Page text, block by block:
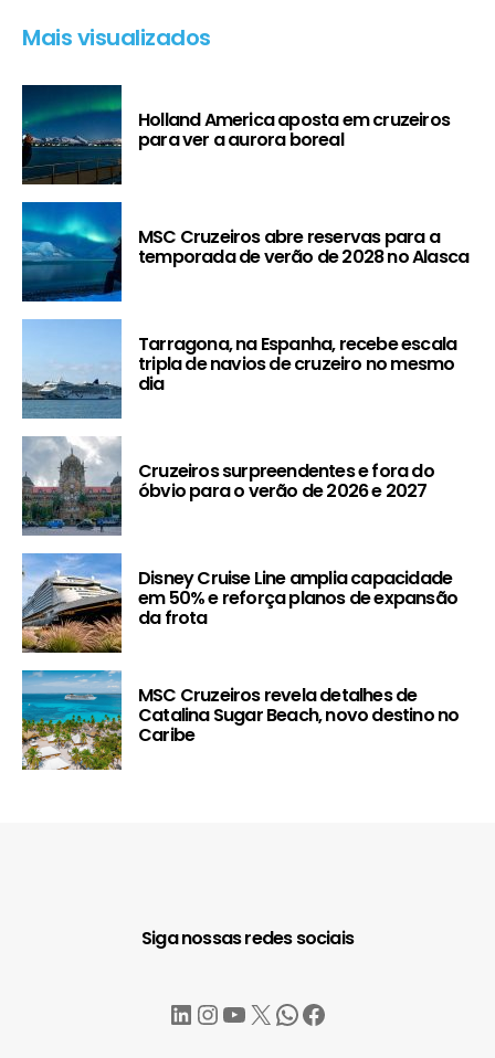
Mais visualizados
Holland America aposta em cruzeiros
para ver a aurora boreal
MSC Cruzeiros abre reservas para a
temporada de verão de 2028 no Alasca
Tarragona, na Espanha, recebe escala
tripla de navios de cruzeiro no mesmo
dia
Cruzeiros surpreendentes e fora do
óbvio para o verão de 2026 e 2027
Disney Cruise Line amplia capacidade
em 50% e reforça planos de expansão
da frota
MSC Cruzeiros revela detalhes de
Catalina Sugar Beach, novo destino no
Caribe
Siga nossas redes sociais
LinkedIn
Instagram
YouTube
X WhatsApp
Facebook